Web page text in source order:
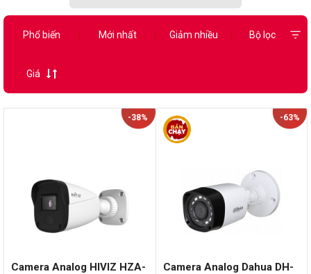
Phổ biến Mới nhất Giảm nhiều Bộ lọc
Giá
-38%
Camera Analog HIVIZ HZA-
-63%
Camera Analog Dahua DH-